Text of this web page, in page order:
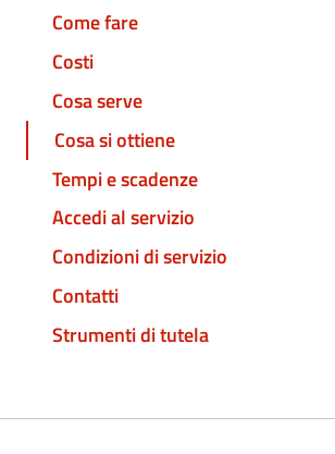
Come fare
Costi
Cosa serve
Cosa si ottiene
Tempi e scadenze
Accedi al servizio
Condizioni di servizio
Contatti
Strumenti di tutela